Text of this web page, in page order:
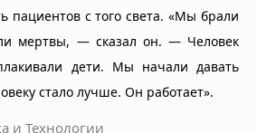
пациентов с того света. «Мы брали
мертвы, — сказал он. — Человек
дети. Мы начали давать
стало лучше. Он работает».
и Технологии